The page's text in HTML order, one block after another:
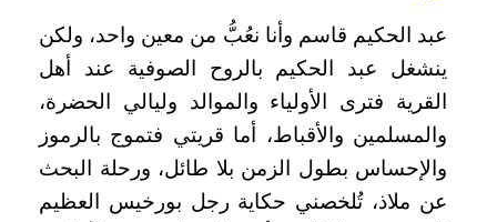
عبد الحكيم قاسم وأنا نعُبُّ من معين واحد، ولكن
ينشغل عبد الحكيم بالروح الصوفية عند أهل
القرية فترى الأولياء والموالد وليالي الحضرة،
والمسلمين والأقباط، أما قريتي فتموج بالرموز
والإحساس بطول الزمن بلا طائل، ورحلة البحث
عن ملاذ، تُلخصني حكاية رجل بورخيس العظيم